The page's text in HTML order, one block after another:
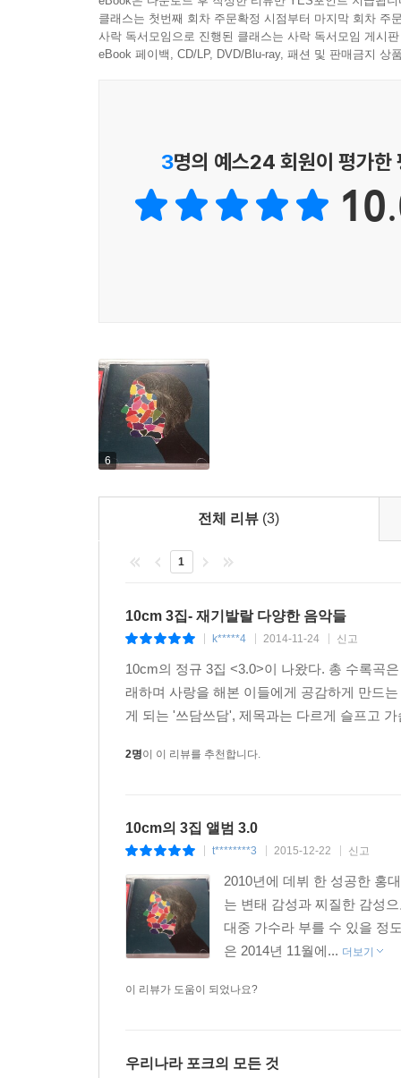
클래스는 첫번째 회차 주문확정 시점부터 마지막 회차 주
사락 독서모임으로 진행된 클래스는 사락 독서모임 게시
eBook 페이백, CD/LP, DVD/Blu-ray, 패션 및 판매금지 상
3명의 예스24 회원이 평가한
6
전체 리뷰 (3)
1
10cm 3집- 재기발랄 다양한 음악들
k*****4 2014-11-24 신고
10cm의 정규 3집 <3.0>이 나왔다. 총 수록곡
래하며 사랑을 해본 이들에게 공감하게 만드
게 되는 '쓰담쓰담', 제목과는 다르게 슬프고
2명이 이 리뷰를 추천합니다.
10cm의 3집 앨범 3.0
t********3 2015-12-22 신고
2010년에 데뷔 한 성공한 홍
는 변태 감성과 찌질한 감성
대중 가수라 부를 수 있을 정
은 2014년 11월에... 더보기
이 리뷰가 도움이 되었나요?
우리나라 포크의 모든 것